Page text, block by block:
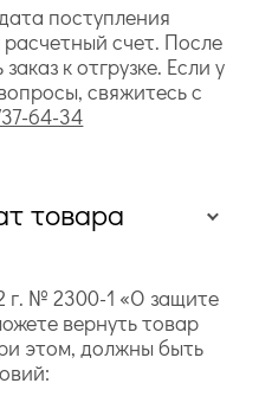
поступления
счет. После
к отгрузке. Если у
свяжитесь с
64-34
товара
г. № 2300-1 «О защите
вернуть товар
этом, должны быть